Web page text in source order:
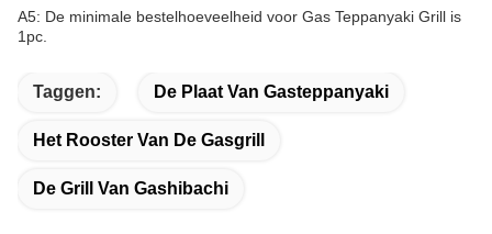
A5: De minimale bestelhoeveelheid voor Gas Teppanyaki Grill is
1pc.
Taggen: De Plaat Van Gasteppanyaki
Het Rooster Van De Gasgrill
De Grill Van Gashibachi